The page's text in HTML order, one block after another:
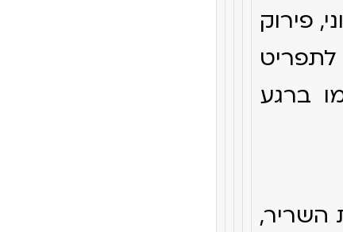
פירוק
ברגע
השריר,